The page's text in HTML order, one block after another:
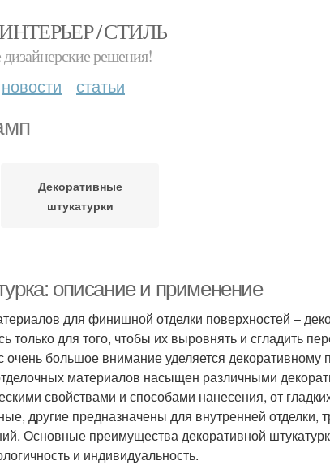
/ СТИЛЬ
дизайнерские решения!
новости статьи
Декоративные
штукатурки
описание и применение
для финишной отделки поверхностей –
только для того, чтобы их выровнять и сгладить
большое внимание уделяется декоративному
материалов насыщен различными
свойствами и способами нанесения, от
другие предназначены для внутренней отделки,
Основные преимущества декоративной
и индивидуальность.